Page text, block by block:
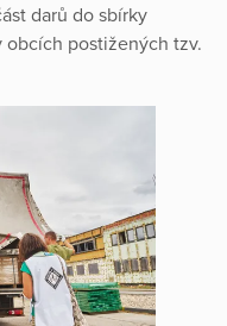
darů do sbírky
postižených tzv.